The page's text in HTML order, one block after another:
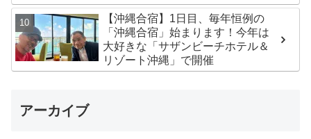
ッカー受け取り！今日は北見市の
無料キャンプ場「つつじ公園キャ
ンプ場」まで
【沖縄合宿】1日目、毎年恒例の
「沖縄合宿」始まります！今年は
大好きな「サザンビーチホテル＆
リゾート沖縄」で開催
アーカイブ